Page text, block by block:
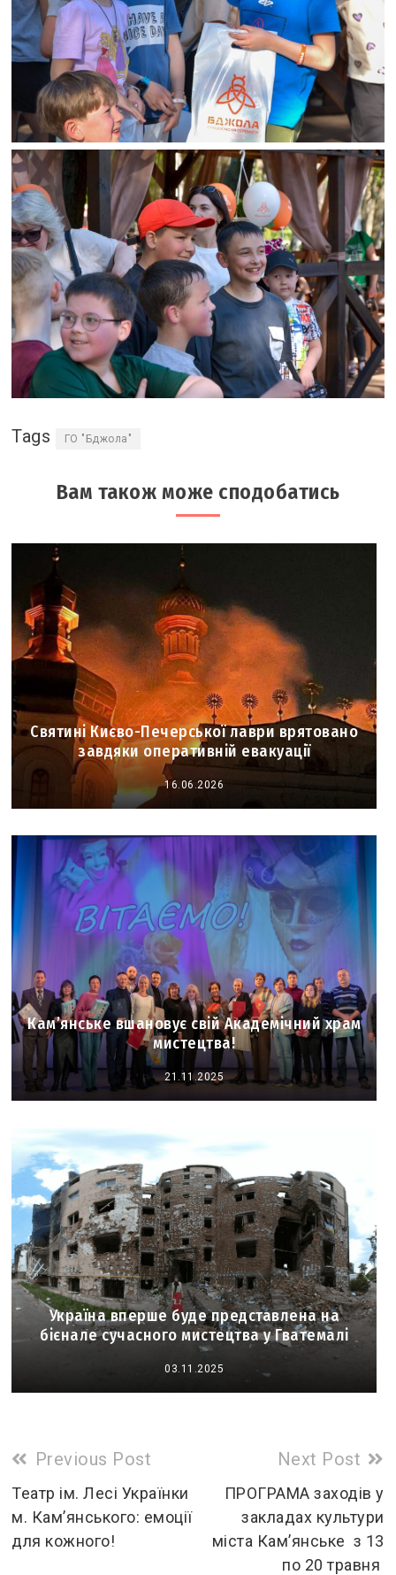
Tags ГО "Бджола"
Вам також може сподобатись
Святині Києво-Печерської лаври врятовано
завдяки оперативній евакуації
16.06.2026
Кам’янське вшановує свій Академічний храм
мистецтва!
21.11.2025
Україна вперше буде представлена на
бієнале сучасного мистецтва у Гватемалі
03.11.2025
Read
more
articles
Previous Post
Театр ім. Лесі Українки
м. Кам’янського: емоції
для кожного!
Next Post
ПРОГРАМА заходів у
закладах культури
міста Кам’янське з 13
по 20 травня